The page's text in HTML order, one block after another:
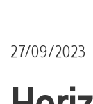
27/09/2023